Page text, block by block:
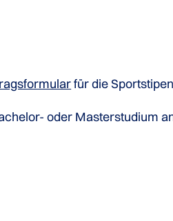
für die
oder Masterstudium